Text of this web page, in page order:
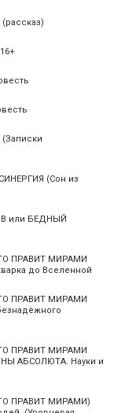
(Сон из
или БЕДНЫЙ
ПРАВИТ МИРАМИ
до Вселенной
ПРАВИТ МИРАМИ
ПРАВИТ МИРАМИ
АБСОЛЮТА. Науки и
ПРАВИТ МИРАМИ)